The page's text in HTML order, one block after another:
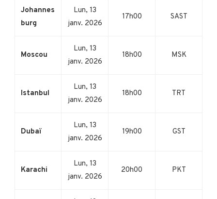
Johannes
burg
Lun, 13
janv. 2026
17h00 SAST
Moscou
Lun, 13
janv. 2026
18h00 MSK
Istanbul
Lun, 13
janv. 2026
18h00 TRT
Dubaï
Lun, 13
janv. 2026
19h00 GST
Karachi
Lun, 13
janv. 2026
20h00 PKT